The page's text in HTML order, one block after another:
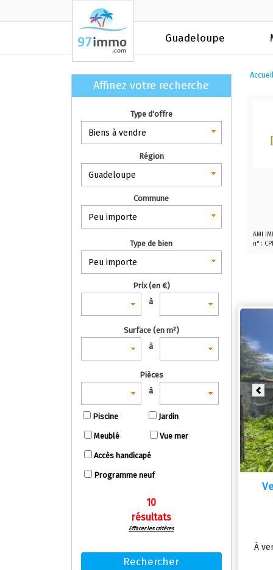
Guadeloupe
Affinez votre recherche
Type d'offre
Biens à vendre
Région
Guadeloupe
Commune
Peu importe
Type de bien
Peu importe
Prix (en €)
à
Surface (en m²)
à
Pièces
à
Piscine Jardin
Meublé Vue mer
Accès handicapé
Programme neuf
10
résultats
Effacer les critères
AMI
n° :
À